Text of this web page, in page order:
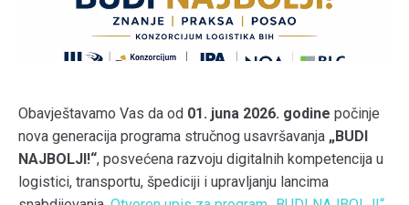
Obavještavamo Vas da od 01. juna 2026. godine počinje
nova generacija programa stručnog usavršavanja „BUDI
NAJBOLJI!“, posvećena razvoju digitalnih kompetencija u
logistici, transportu, špediciji i upravljanju lancima